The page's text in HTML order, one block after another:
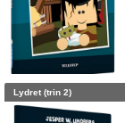
Lydret (trin 2)